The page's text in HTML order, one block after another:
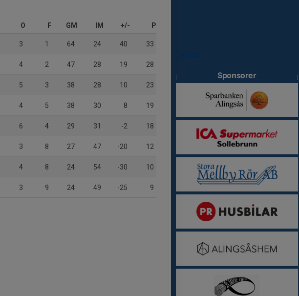
O F GM IM +/- P
3 1 64 24 40 33
4 2 47 28 19 28
5 3 38 28 10 23
4 5 38 30 8 19
6 4 29 31 -2 18
3 8 27 47 -20 12
4 8 24 54 -30 10
3 9 24 49 -25 9
Sponsorer